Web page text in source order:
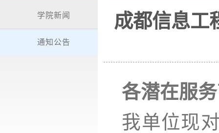
学院新闻
通知公告
成都信息工
各潜在服
我单位现